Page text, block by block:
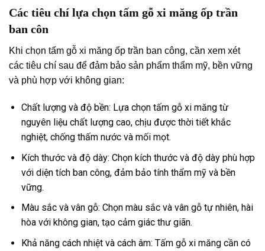
Các tiêu chí lựa chọn tấm gỗ xi măng ốp trần
ban côn
Khi chọn tấm gỗ xi măng ốp trần ban công, cần xem xét
các tiêu chí sau để đảm bảo sản phẩm thẩm mỹ, bền vững
và phù hợp với không gian:
Chất lượng và độ bền: Lựa chọn tấm gỗ xi măng từ
nguyên liệu chất lượng cao, chịu được thời tiết khắc
nghiệt, chống thấm nước và mối mọt.
Kích thước và độ dày: Chọn kích thước và độ dày phù hợp
với diện tích ban công, đảm bảo tính thẩm mỹ và bền
vững.
Màu sắc và vân gỗ: Chọn màu sắc và vân gỗ tự nhiên, hài
hòa với không gian, tạo cảm giác thư giãn.
Khả năng cách nhiệt và cách âm: Tấm gỗ xi măng cần có